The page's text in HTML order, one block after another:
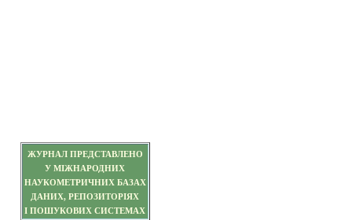
ЖУРНАЛ ПРЕДСТАВЛЕНО
У МІЖНАРОДНИХ
НАУКОМЕТРИЧНИХ БАЗАХ
ДАНИХ, РЕПОЗИТОРІЯХ
І ПОШУКОВИХ СИСТЕМАХ